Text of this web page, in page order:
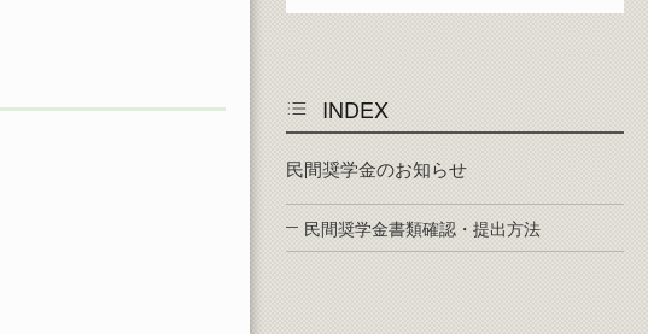
INDEX
民間奨学金のお知らせ
民間奨学金書類確認・提出方法